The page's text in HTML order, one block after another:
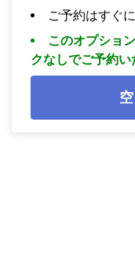
ご予約はすぐ
このオプショ
クなしでご予約い